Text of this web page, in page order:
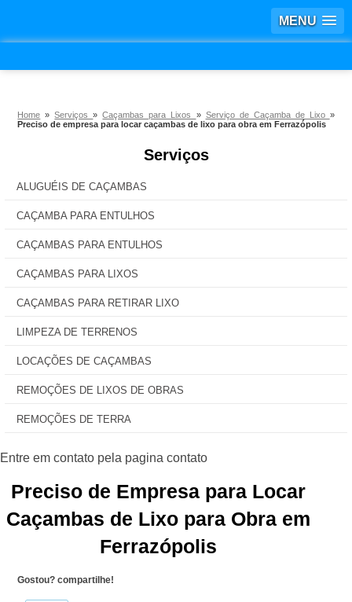
MENU
Home »Serviços»Caçambas para Lixos » Serviço de Caçamba de Lixo »
Preciso de empresa para locar caçambas de lixo para obra em Ferrazópolis
Serviços
ALUGUÉIS DE CAÇAMBAS
CAÇAMBA PARA ENTULHOS
CAÇAMBAS PARA ENTULHOS
CAÇAMBAS PARA LIXOS
CAÇAMBAS PARA RETIRAR LIXO
LIMPEZA DE TERRENOS
LOCAÇÕES DE CAÇAMBAS
REMOÇÕES DE LIXOS DE OBRAS
REMOÇÕES DE TERRA
Preciso de Empresa para Locar
Caçambas de Lixo para Obra em
Ferrazópolis
Gostou? compartilhe!